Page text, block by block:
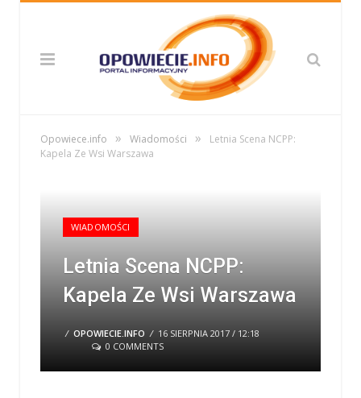
Opowiece.info » Wiadomości »
Letnia Scena NCPP:
Kapela Ze Wsi Warszawa
WIADOMOŚCI
Letnia Scena NCPP:
Kapela Ze Wsi Warszawa
/ OPOWIECIE.INFO / 16 SIERPNIA 2017 / 12:18
0 COMMENTS